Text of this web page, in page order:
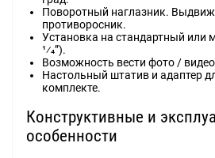
Поворотный наглазник.
противоросник.
Установка на стандартный или
1⁄4”).
Возможность вести фото /
Настольный штатив и адаптер
комплекте.
Конструктивные и
особенности